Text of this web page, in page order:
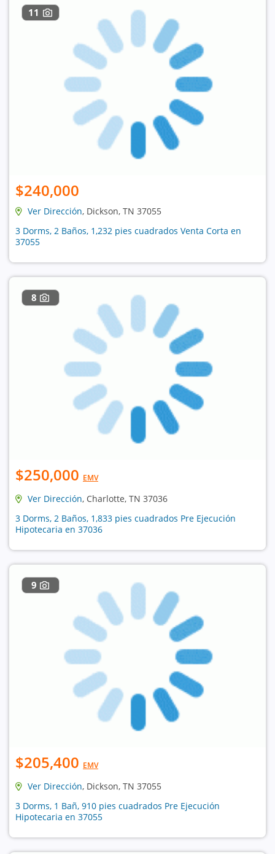
11
$240,000
Ver Dirección, Dickson, TN 37055
3 Dorms, 2 Baños, 1,232 pies cuadrados Venta Corta en
37055
8
$250,000 EMV
Ver Dirección, Charlotte, TN 37036
3 Dorms, 2 Baños, 1,833 pies cuadrados Pre Ejecución
Hipotecaria en 37036
9
$205,400 EMV
Ver Dirección, Dickson, TN 37055
3 Dorms, 1 Bañ, 910 pies cuadrados Pre Ejecución
Hipotecaria en 37055